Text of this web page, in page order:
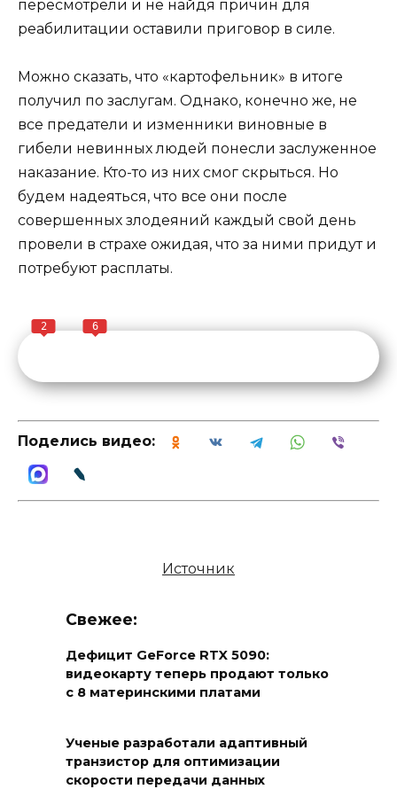
пересмотрели и не найдя причин для
реабилитации оставили приговор в силе.
Можно сказать, что «картофельник» в итоге
получил по заслугам. Однако, конечно же, не
все предатели и изменники виновные в
гибели невинных людей понесли заслуженное
наказание. Кто-то из них смог скрыться. Но
будем надеяться, что все они после
совершенных злодеяний каждый свой день
провели в страхе ожидая, что за ними придут и
потребуют расплаты.
2 6
Поделись видео:
Источник
Свежее:
Дефицит GeForce RTX 5090:
видеокарту теперь продают только
с 8 материнскими платами
Ученые разработали адаптивный
транзистор для оптимизации
скорости передачи данных